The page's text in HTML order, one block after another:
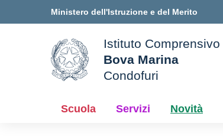
Vai ai contenuti
Vai al menu di navigazioneMinistero dell'Istruzione e del Merito
della scuola
Istituto Comprensivo
Bova Marina
Condofuri
Scuola Servizi Novità